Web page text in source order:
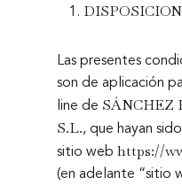
Las presentes
son de aplicación
line de SÁNCHEZ
S.L., que hayan
sitio web https://
(en adelante “sitio